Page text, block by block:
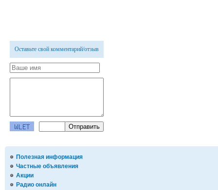
Полезная информация
Частные объявления
Акции
Радио онлайн
Оставьте свой комментарий/отзыв